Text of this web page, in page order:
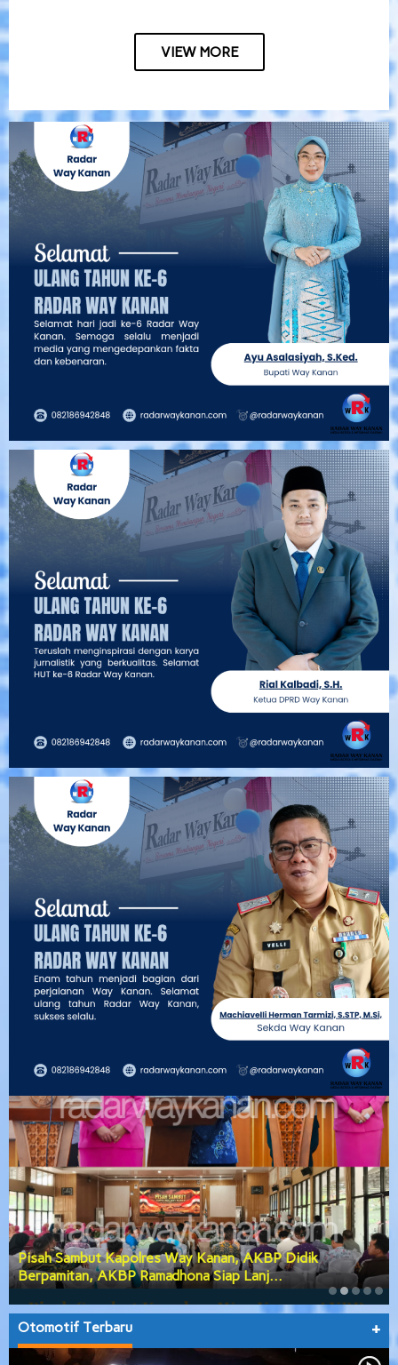
VIEW MORE
Pisah Sambut Kapolres Way Kanan, AKBP Didik
Berpamitan, AKBP Ramadhona Siap Lanj…
Otomotif Terbaru +